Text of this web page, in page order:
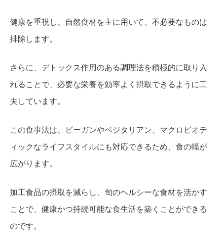
健康を重視し、自然食材を主に用いて、不必要なものは
排除します。
さらに、デトックス作用のある調理法を積極的に取り入
れることで、必要な栄養を効率よく摂取できるように工
夫しています。
この食事法は、ビーガンやベジタリアン、マクロビオテ
ィックなライフスタイルにも対応できるため、食の幅が
広がります。
加工食品の摂取を減らし、旬のヘルシーな食材を活かす
ことで、健康かつ持続可能な食生活を築くことができる
のです。